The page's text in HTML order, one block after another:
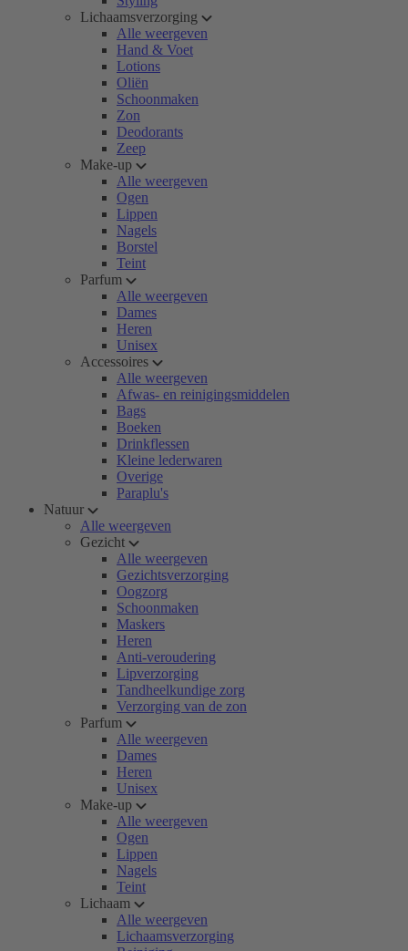
Lichaamsverzorging
Alle weergeven
Hand & Voet
Lotions
Oliën
Schoonmaken
Zon
Deodorants
Zeep
Make-up
Alle weergeven
Ogen
Lippen
Nagels
Borstel
Teint
Parfum
Alle weergeven
Dames
Heren
Unisex
Accessoires
Alle weergeven
Afwas- en reinigingsmiddelen
Bags
Boeken
Drinkflessen
Kleine lederwaren
Overige
Paraplu's
Natuur
Alle weergeven
Gezicht
Alle weergeven
Gezichtsverzorging
Oogzorg
Schoonmaken
Maskers
Heren
Anti-veroudering
Lipverzorging
Tandheelkundige zorg
Verzorging van de zon
Parfum
Alle weergeven
Dames
Heren
Unisex
Make-up
Alle weergeven
Ogen
Lippen
Nagels
Teint
Lichaam
Alle weergeven
Lichaamsverzorging